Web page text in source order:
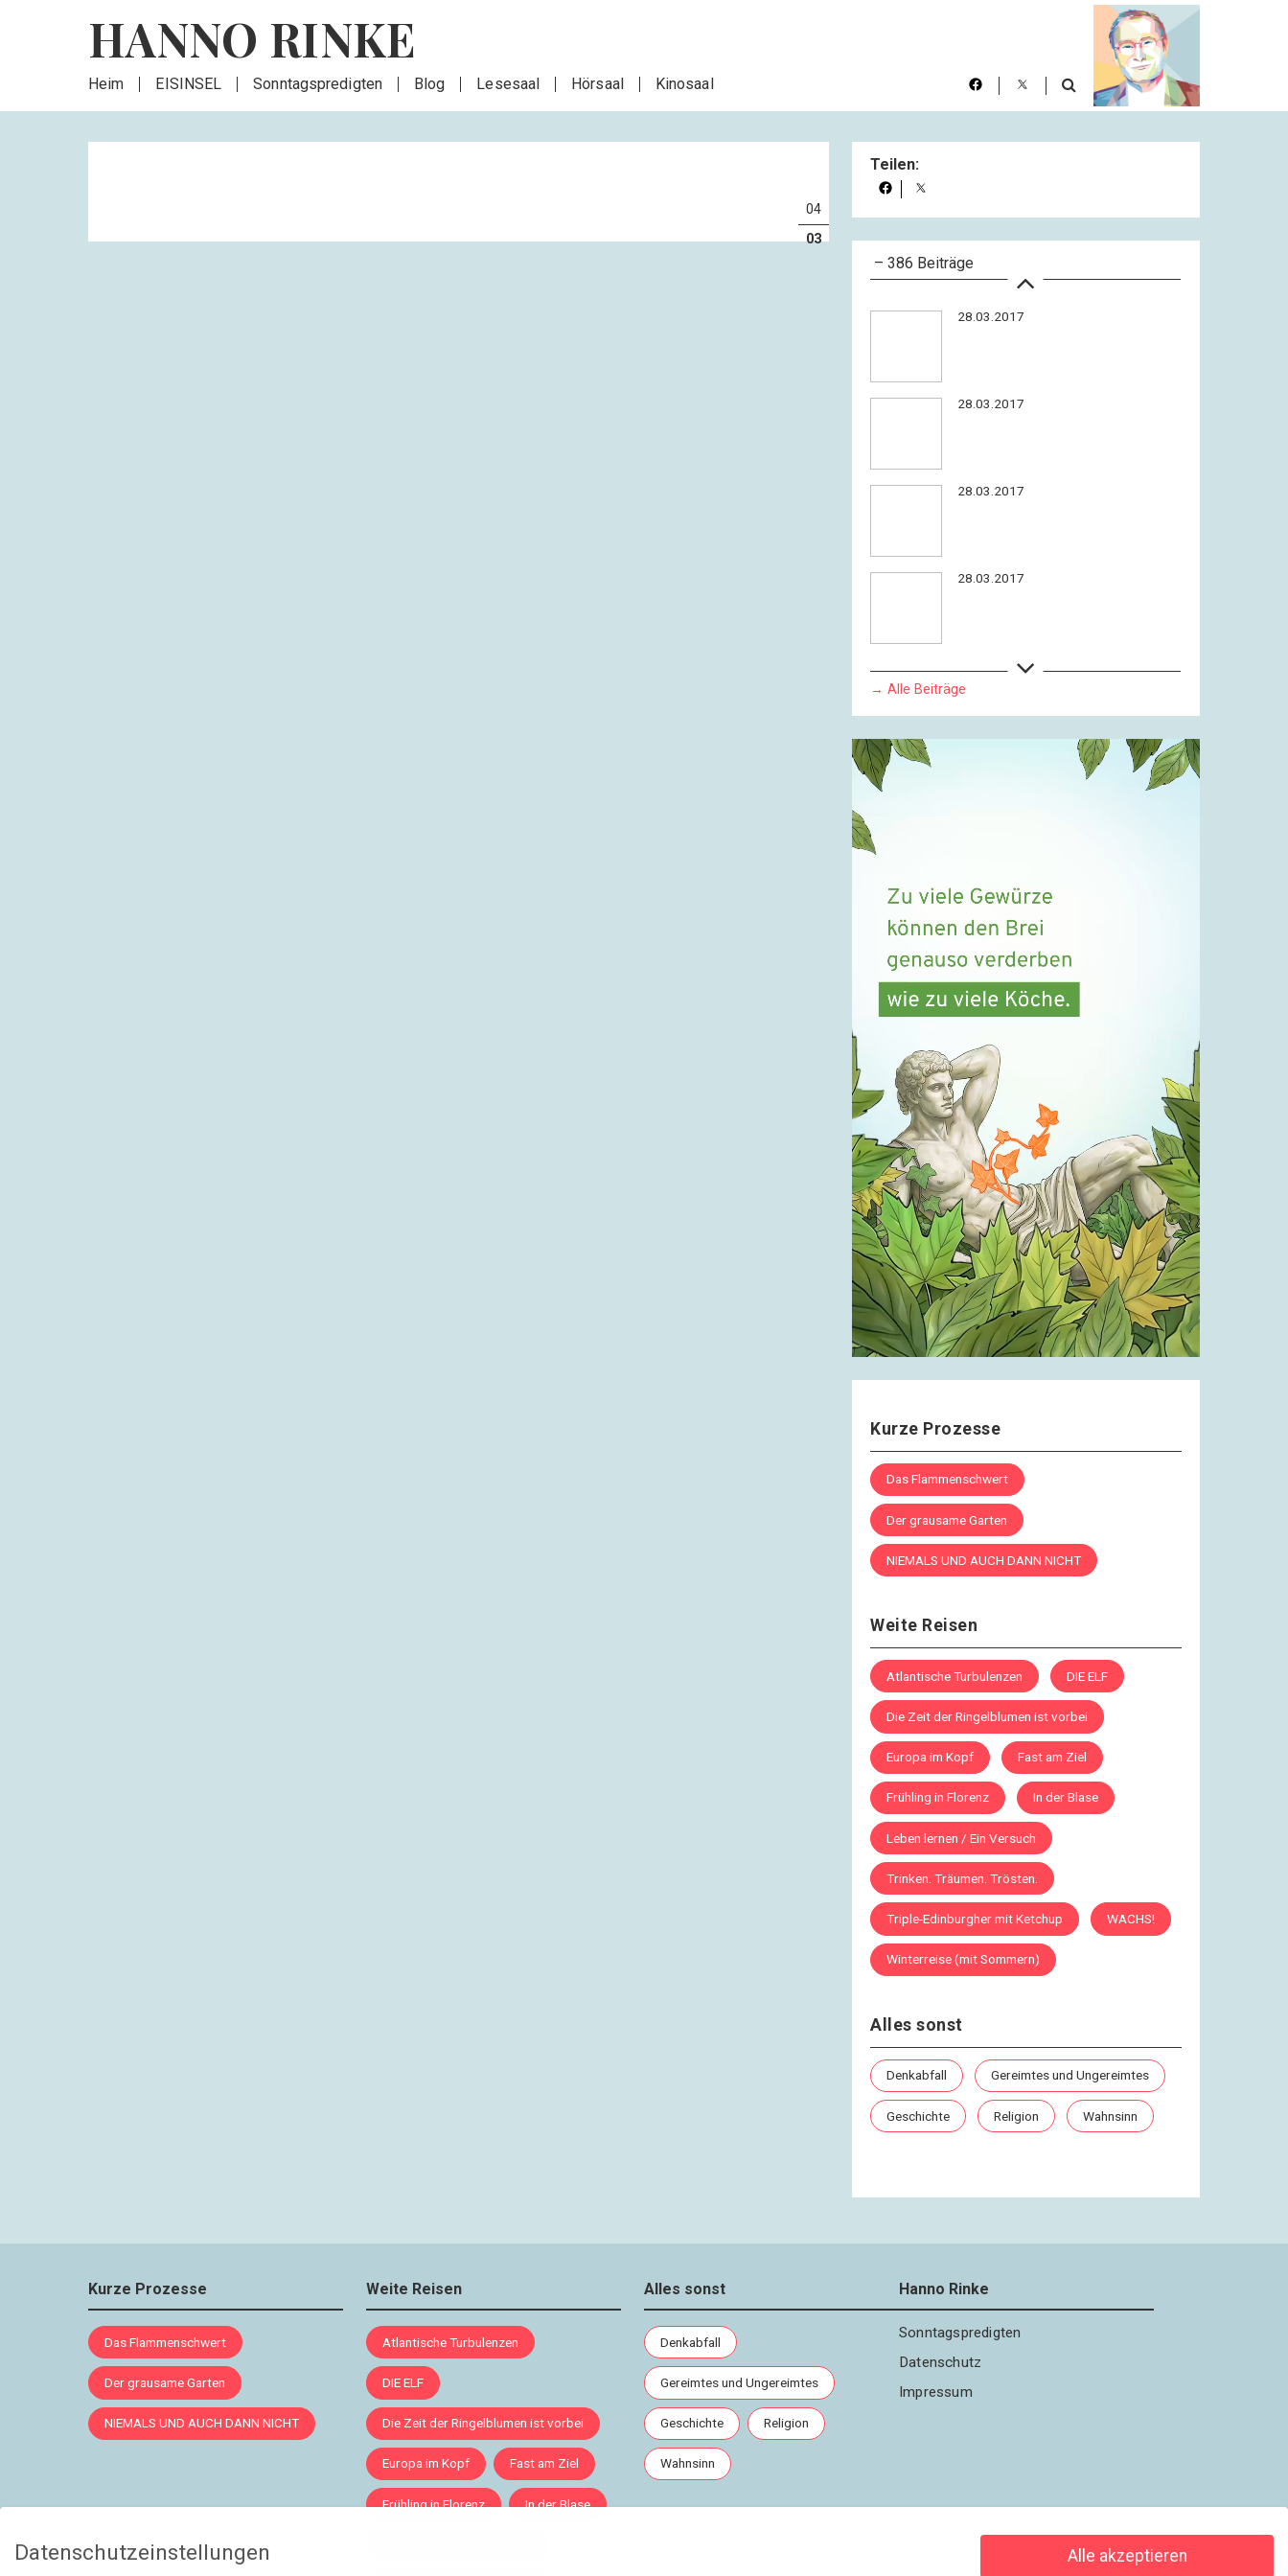
HANNO RINKE
Heim EISINSEL Sonntagspredigten Blog Lesesaal Hörsaal Kinosaal
04
03
Teilen:
– 386 Beiträge
28.03.2017
28.03.2017
28.03.2017
28.03.2017
28.03.2017
→ Alle Beiträge
Kurze Prozesse
Das Flammenschwert
Der grausame Garten
NIEMALS UND AUCH DANN NICHT
Weite Reisen
Atlantische Turbulenzen DIE ELF
Die Zeit der Ringelblumen ist vorbei
Europa im Kopf Fast am Ziel
Frühling in Florenz In der Blase
Leben lernen / Ein Versuch
Trinken. Träumen. Trösten.
Triple-Edinburgher mit Ketchup WACHS!
Winterreise (mit Sommern)
Alles sonst
Denkabfall Gereimtes und Ungereimtes
Geschichte Religion Wahnsinn
Kurze Prozesse
Das Flammenschwert
Der grausame Garten
NIEMALS UND AUCH DANN NICHT
Weite Reisen
Atlantische Turbulenzen
DIE ELF
Die Zeit der Ringelblumen ist vorbei
Europa im Kopf Fast am Ziel
Frühling in Florenz In der Blase
Alles sonst
Denkabfall
Gereimtes und Ungereimtes
Geschichte Religion
Wahnsinn
Hanno Rinke
Sonntagspredigten
Datenschutz
Impressum
Datenschutzeinstellungen Alle akzeptieren